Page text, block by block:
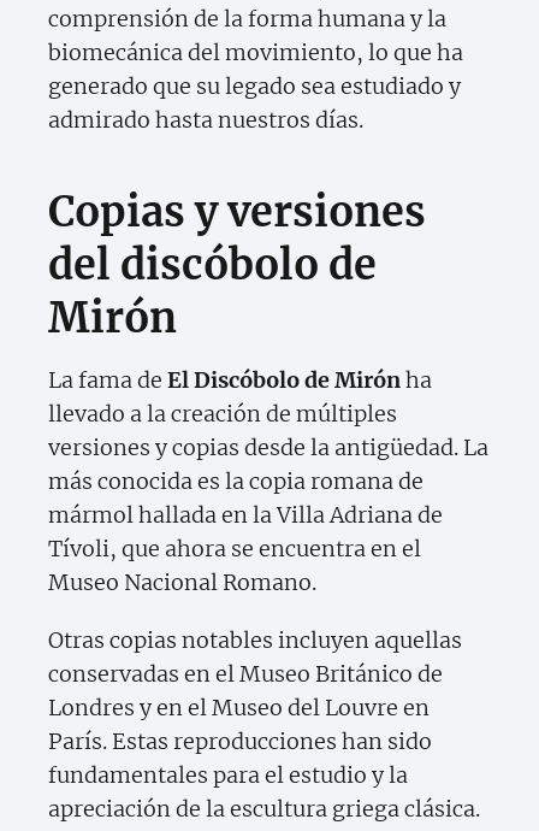
comprensión de la forma humana y la
biomecánica del movimiento, lo que ha
generado que su legado sea estudiado y
admirado hasta nuestros días.
Copias y versiones
del discóbolo de
Mirón
La fama de El Discóbolo de Mirónha
llevado a la creación de múltiples
versiones y copias desde la antigüedad. La
más conocida es la copia romana de
mármol hallada en la Villa Adriana de
Tívoli, que ahora se encuentra en el
Museo Nacional Romano.
Otras copias notables incluyen aquellas
conservadas en el Museo Británico de
Londres y en el Museo del Louvre en
París. Estas reproducciones han sido
fundamentales para el estudio y la
apreciación de la escultura griega clásica.